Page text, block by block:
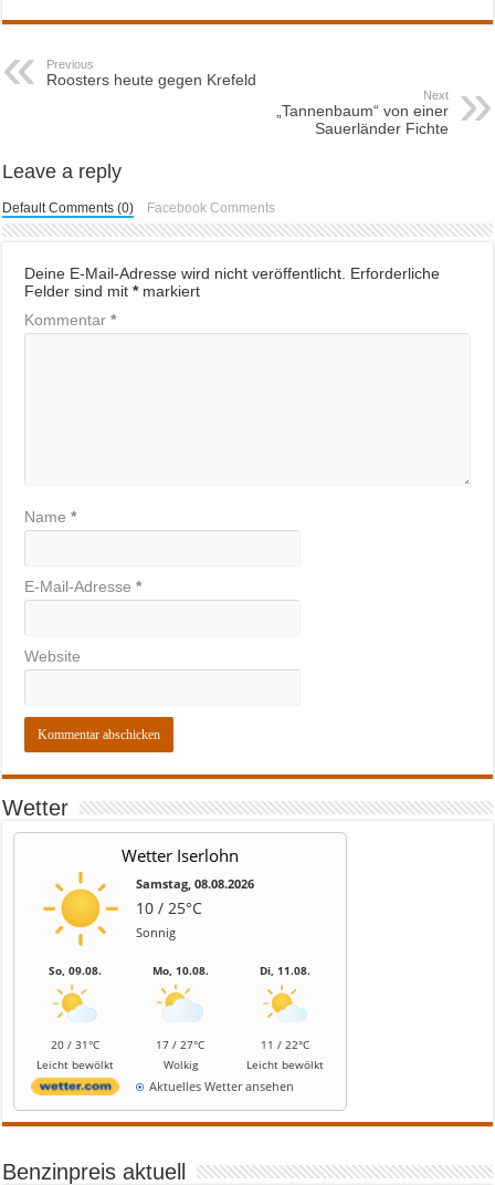
Previous
Roosters heute gegen Krefeld
Next
„Tannenbaum“ von einer
Sauerländer Fichte
Leave a reply
Default Comments (0) Facebook Comments
Deine E-Mail-Adresse wird nicht veröffentlicht. Erforderliche
Felder sind mit*markiert
Kommentar*
Name*
E-Mail-Adresse*
Website
Wetter
Wetter Iserlohn
Samstag, 08.08.2026
10 / 25°C
Sonnig
So, 09.08.
20 / 31°C
Leicht bewölkt
Mo, 10.08.
17 / 27°C
Wolkig
Di, 11.08.
11 / 22°C
Leicht bewölkt
Aktuelles Wetter ansehen
Benzinpreis aktuell